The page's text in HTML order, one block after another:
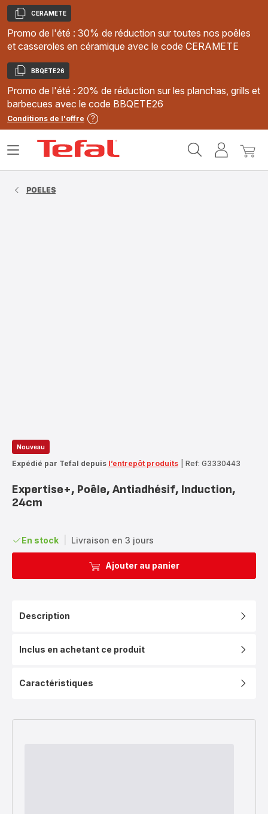
Copier
CERAMETE
Promo de l'été : 30% de réduction sur toutes nos poêles
et casseroles en céramique avec le code CERAMETE
Copier
BBQETE26
Promo de l'été : 20% de réduction sur les planchas, grills et
barbecues avec le code BBQETE26
Conditions de l'offre
MonMon
Ouvrir
POELES
Nouveau
Expédié par Tefal depuis l’entrepôt produits Ref: G3330443
Expertise+, Poêle, Antiadhésif, Induction,
24cm
En stock Livraison en 3 jours
Ajouter au panier
Description
Inclus en achetant ce produit
Caractéristiques